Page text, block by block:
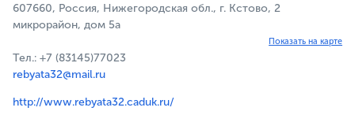
607660, Россия, Нижегородская обл., г. Кстово, 2
микрорайон, дом 5а
Показать на карте
Тел.: +7 (83145)77023
rebyata32@mail.ru
http://www.rebyata32.caduk.ru/